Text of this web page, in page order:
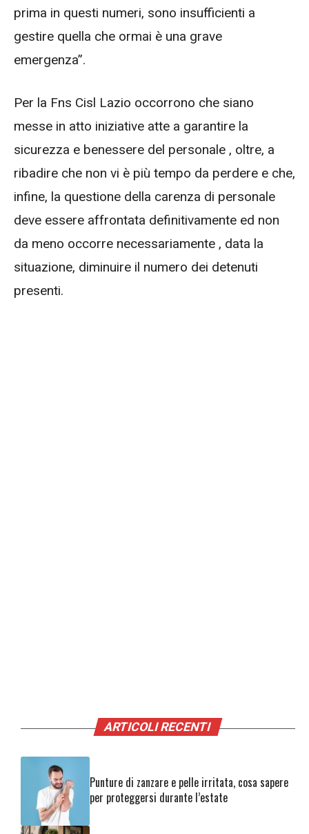
prima in questi numeri, sono insufficienti a
gestire quella che ormai è una grave
emergenza”.
Per la Fns Cisl Lazio occorrono che siano
messe in atto iniziative atte a garantire la
sicurezza e benessere del personale , oltre, a
ribadire che non vi è più tempo da perdere e che,
infine, la questione della carenza di personale
deve essere affrontata definitivamente ed non
da meno occorre necessariamente , data la
situazione, diminuire il numero dei detenuti
presenti.
ARTICOLI RECENTI
Punture di zanzare e pelle irritata, cosa sapere
per proteggersi durante l’estate